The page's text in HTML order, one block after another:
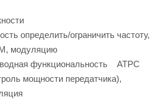
определить/ограничить частоту,
модуляцию
функциональность ATPC
мощности передатчика),